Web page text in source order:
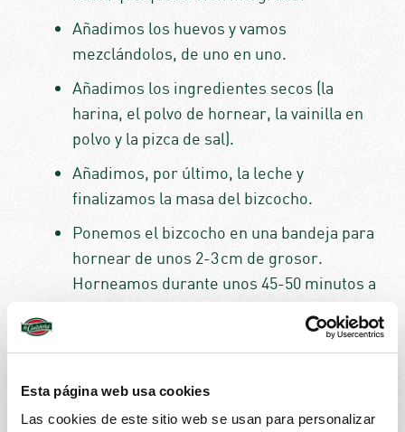
Esta página web usa cookies
Las cookies de este sitio web se usan para personalizar
Añadimos los huevos y vamos
mezclándolos, de uno en uno.
Añadimos los ingredientes secos (la
harina, el polvo de hornear, la vainilla en
polvo y la pizca de sal).
Añadimos, por último, la leche y
finalizamos la masa del bizcocho.
Ponemos el bizcocho en una bandeja para
hornear de unos 2-3 cm de grosor.
Horneamos durante unos 45-50 minutos a
dorado por la parte superior y cocinado
en el interior.
Dejamos enfriar el bizcocho y cortamos
círculos de igual tamaño para hacer la